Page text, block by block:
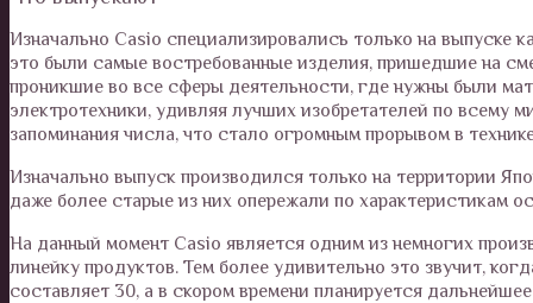
Изначально Casio специализировались только на выпуске
это были самые востребованные изделия, пришедшие на
проникшие во все сферы деятельности, где нужны были
электротехники, удивляя лучших изобретателей по
запоминания числа, что стало огромным прорывом в
Изначально выпуск производился только на территории
даже более старые из них опережали по характеристикам
На данный момент Casio является одним из немногих
линейку продуктов. Тем более удивительно это звучит,
составляет 30, а в скором времени планируется